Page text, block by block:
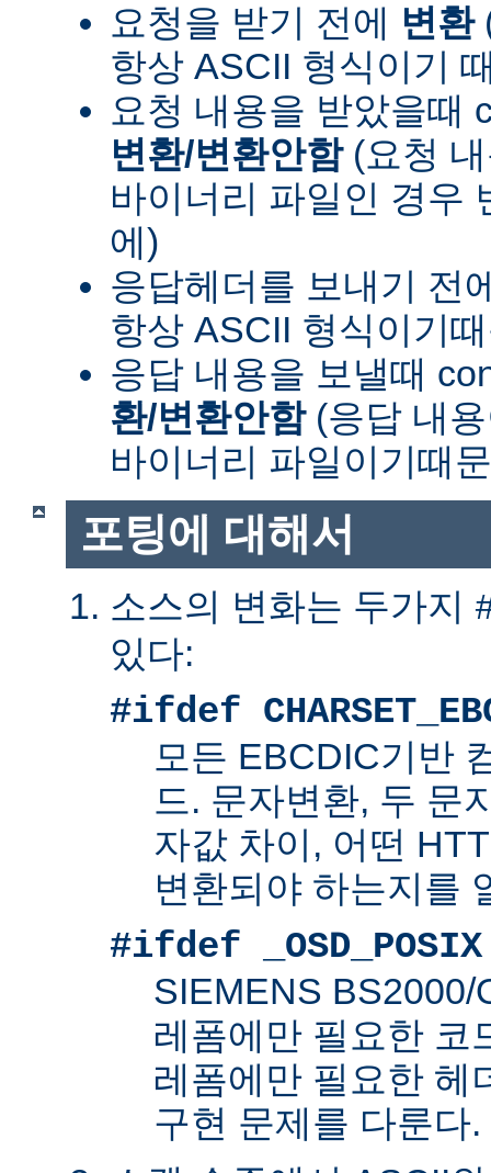
요청을 받기 전에
변환
항상 ASCII 형식이기
요청 내용을 받았을때
변환/변환안함(요청 내
바이너리 파일인 경우
에)
응답헤더를 보내기 전
항상 ASCII 형식이기
응답 내용을 보낼때
환/변환안함(응답 내
바이너리 파일이기때
포팅에 대해서
소스의 변화는 두가지
있다:
#ifdef
모든 EBCDIC기반
드. 문자변환, 두 문
자값 차이, 어떤
변환되야 하는지를
#ifdef _OSD_POSIX
SIEMENS BS2000/
레폼에만 필요한 코
레폼에만 필요한 헤
구현 문제를 다룬다.